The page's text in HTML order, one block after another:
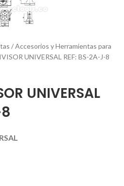
Accesorios y Herramientas para
UNIVERSAL REF: BS-2A-J-8
UNIVERSAL